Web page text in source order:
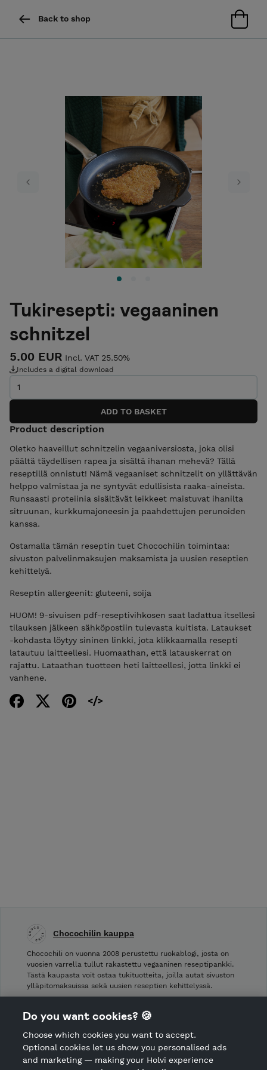
Back to shop
Previous Next
Tukiresepti: vegaaninen
schnitzel
5.00 EUR Incl. VAT 25.50%
Includes a digital download
Product description
Oletko haaveillut schnitzelin vegaaniversiosta, joka olisi
päältä täydellisen rapea ja sisältä ihanan mehevä? Tällä
reseptillä onnistut! Nämä vegaaniset schnitzelit on yllättävän
helppo valmistaa ja ne syntyvät edullisista raaka-aineista.
Runsaasti proteiinia sisältävät leikkeet maistuvat ihanilta
sitruunan, kurkkumajoneesin ja paahdettujen perunoiden
kanssa.
Ostamalla tämän reseptin tuet Chocochilin toimintaa:
sivuston palvelinmaksujen maksamista ja uusien reseptien
kehittelyä.
Reseptin allergeenit: gluteeni, soija
HUOM! 9-sivuisen pdf-reseptivihkosen saat ladattua itsellesi
tilauksen jälkeen sähköpostiin tulevasta kuitista. Lataukset
-kohdasta löytyy sininen linkki, jota klikkaamalla resepti
latautuu laitteellesi. Huomaathan, että latauskerrat on
rajattu. Lataathan tuotteen heti laitteellesi, jotta linkki ei
vanhene.
Chocochilin kauppa
Chocochili on vuonna 2008 perustettu ruokablogi, josta on
vuosien varrella tullut rakastettu vegaaninen reseptipankki.
Tästä kaupasta voit ostaa tukituotteita, joilla autat sivuston
ylläpitomaksuissa sekä uusien reseptien kehittelyssä.
Shop privacy policy
CANCEL ORDER
Do you want cookies? 🍪
Choose which cookies you want to accept.
Optional cookies let us show you personalised ads
and marketing — making your Holvi experience